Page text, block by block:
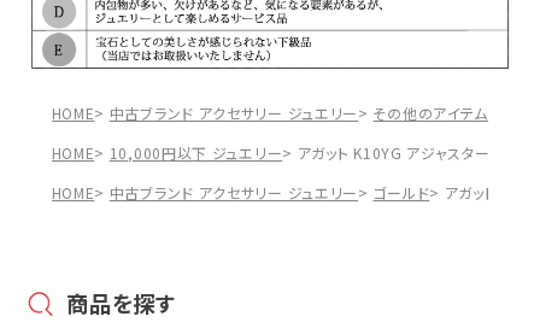
HOME 中古ブランド アクセサリー ジュエリー その他のアイテム
HOME
10,000円以下 ジュエリー
アガット K10YG アジャスター 総
HOME
中古ブランド アクセサリー ジュエリー ゴールド アガット
商品を探す